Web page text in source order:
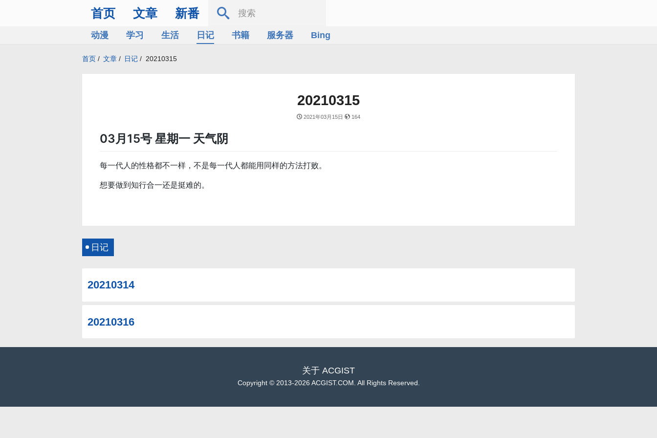
首页 文章 新番
动漫 学习 生活 日记 书籍 服务器 Bing
首页 / 文章 / 日记 / 20210315
20210315
2021年03月15日 164
03月15号 星期一 天气阴
每一代人的性格都不一样，不是每一代人都能用同样的方法打败。
想要做到知行合一还是挺难的。
日记
20210314
20210316
关于 ACGIST
Copyright ©2013-2026 ACGIST.COM. All Rights Reserved.